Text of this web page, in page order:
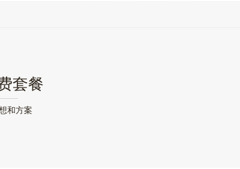
套餐
和方案